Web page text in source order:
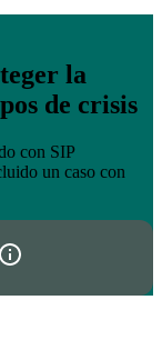
animal:
animal en